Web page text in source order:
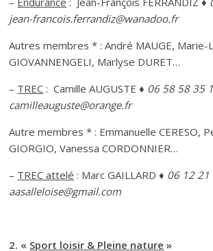
jean-francois.ferrandiz@wanadoo.fr
Autres membres * : André MAUGE, Marie-
GIOVANNENGELI, Marlyse DURET…
– TREC : Camille AUGUSTE♦ 06 58 58 35
camilleauguste@orange.fr
Autre membres * : Emmanuelle CERESO,
GIORGIO, Vanessa CORDONNIER…
– TREC attelé : Marc GAILLARD♦ 06 12 21
aasalleloise@gmail.com
2. « Sport loisir & Pleine nature »